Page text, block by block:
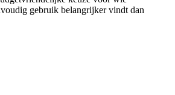
gebruik belangrijker vindt dan